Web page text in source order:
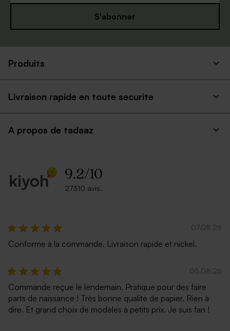
S'abonner
Produits
Livraison rapide en toute securite
A propos de tadaaz
9.2/10
27310 avis.
07.08.26
Conforme à la commande. Livraison rapide et nickel.
05.08.26
Commande reçue le lendemain. Pratique pour des faire
parts de naissance ! Très bonne qualité de papier. Rien à
dire. Et grand choix de modèles à petits prix. Je suis fan !